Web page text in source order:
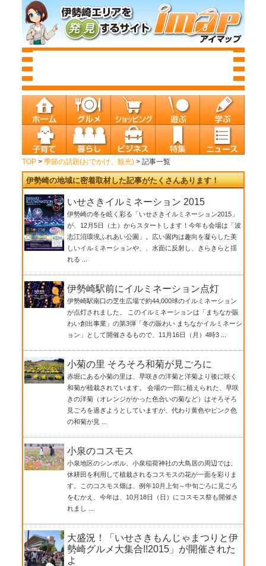
TOP> 季節の話題(おでかけ、観光)> 記事一覧
伊勢崎の地域に密着取材した記事がたくさんあります！
いせさきイルミネーション 2015
伊勢崎の冬を眩く彩る「いせさきイルミネーション2015」
が、12月5日（土）からスタートします！今年も会場は「波
志江沼環境ふれあい公園」。広い園内は趣向を凝らした美
しいイルミネーションや、、水面に反射し、きらきらと揺
れる ...
伊勢崎駅前にイルミネーション点灯
伊勢崎駅南口の芝生広場で約44,000球のイルミネーション
が点灯されました。 このイルミネーションは「まちなか賑
わい創出事業」の第3弾「冬の賑わい まちなかイルミネーシ
ョン」として開催さるもので、11月16日（月）4時3 ...
小菊の里 そろそろ和菊が見ごろに
赤堀にある小菊の里は、早咲きの洋菊と洋菊より後に咲く
和菊が植栽されています。 会場の一部に植えられた、早咲
きの洋菊（オレンジがかった色合いの菊など）はそろそろ
見ごろを過ぎようとしていますが、代わり黄色やピンク色
の和菊が見 ...
小泉のコスモス
小泉地区のシンボル、小泉稲荷神社の大鳥居の周辺では、
休耕田を利用して植栽されるコスモスの花が一面を彩りま
す。このコスモス畑は、例年10月上旬～中旬ごろに見ごろ
をむかえ、今年は、10月18日（日）にコスモス祭も開催さ
れまし ...
大盛況！「いせさきもんじゃまつりと伊
勢崎グルメ大集合!!2015」が開催された
よ